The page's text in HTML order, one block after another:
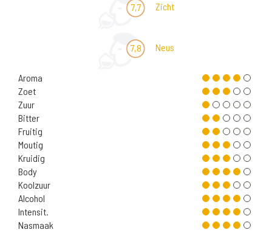
7,7 Zicht
7,8 Neus
Aroma
Zoet
Zuur
Bitter
Fruitig
Moutig
Kruidig
Body
Koolzuur
Alcohol
Intensit.
Nasmaak